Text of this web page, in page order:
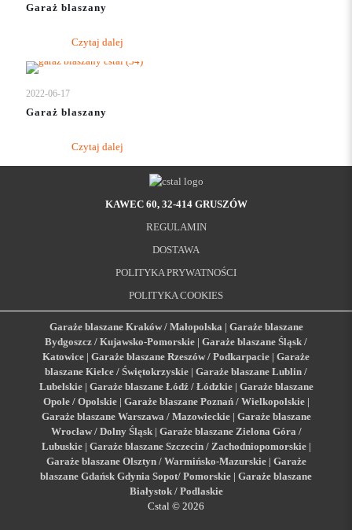
Garaż blaszany
Czytaj dalej
2022-06-17
Garaż blaszany
Czytaj dalej
KAWEC 60, 32-414 GRUSZÓW
REGULAMIN
DOSTAWA
POLITYKA PRYWATNOŚCI
POLITYKA COOKIES
Garaże blaszane Kraków / Małopolska | Garaże blaszane
Bydgoszcz / Kujawsko-Pomorskie | Garaże blaszane Śląsk /
Katowice | Garaże blaszane Rzeszów / Podkarpacie | Garaże
blaszane Kielce / Świętokrzyskie | Garaże blaszane Lublin /
Lubelskie| Garaże blaszane Łódź / Łódzkie | Garaże blaszane
Opole / Opolskie| Garaże blaszane Poznań / Wielkopolskie|
Garaże blaszane Warszawa / Mazowieckie| Garaże blaszane
Wrocław / Dolny Śląsk| Garaże blaszane Zielona Góra /
Lubuskie| Garaże blaszane Szczecin / Zachodniopomorskie|
Garaże blaszane Olsztyn / Warmińsko-Mazurskie| Garaże
blaszane Gdańsk Gdynia Sopot/ Pomorskie | Garaże blaszane
Białystok / Podlaskie
Cstal © 2026